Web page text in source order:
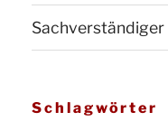
Sachverständiger
Schlagwörter